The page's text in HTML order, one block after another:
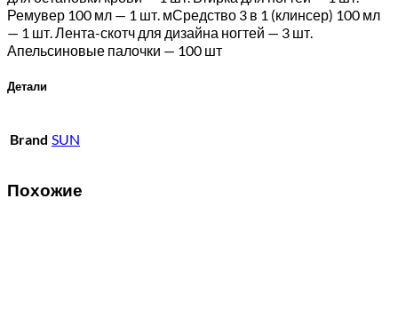
Ремувер 100 мл — 1 шт. мСредство 3 в 1 (клинсер) 100 мл
— 1 шт. Лента-скотч для дизайна ногтей — 3 шт.
Апельсиновые палочки — 100 шт
Детали
Brand SUN
Похожие